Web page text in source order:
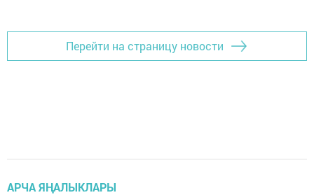
Перейти на страницу новости
АРЧА ЯҢАЛЫКЛАРЫ